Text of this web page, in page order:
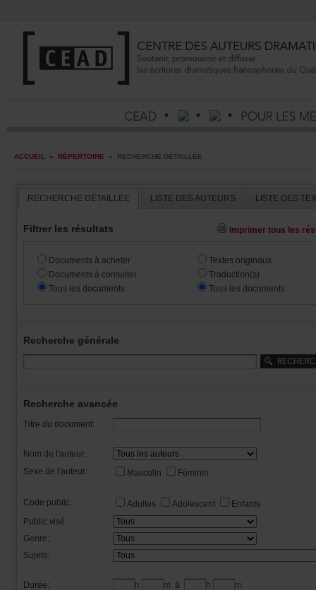
ACCUEIL » RÉPERTOIRE » RECHERCHEDÉTAILLÉE
RECHERCHEDÉTAILLÉE LISTEDESAUTEURS
Filtrerlesrésultats
Documentsàacheter
Documentsàconsulter
Touslesdocuments
Textesoriginaux
Traduction(s)
Touslesdocuments
Recherchegénérale
Rechercheavancée
Titredudocument:
Nomdel'auteur:
Sexedel'auteur:
Masculin Féminin
Codepublic: Adultes Adolescent
Enfants
Publicvisé:
Genre:
Sujets:
Durée: h m à h m